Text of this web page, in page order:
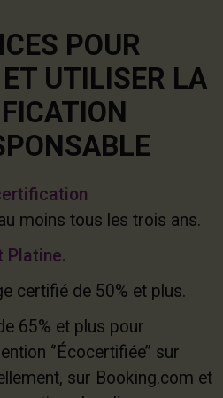
POUR
UTILISER LA
moins tous les trois ans.
Platine.
certifié de 50% et plus.
65% et plus pour
‘’Écocertifiée’’ sur
sur Booking.com et